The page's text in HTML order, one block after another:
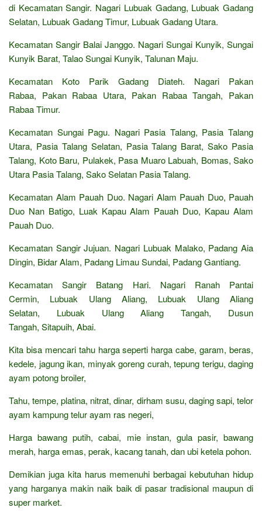
di Kecamatan Sangir. Nagari Lubuak Gadang, Lubuak Gadang
Selatan, Lubuak Gadang Timur, Lubuak Gadang Utara.
Kecamatan Sangir Balai Janggo. Nagari Sungai Kunyik, Sungai
Kunyik Barat, Talao Sungai Kunyik, Talunan Maju.
Kecamatan Koto Parik Gadang Diateh. Nagari Pakan
Rabaa, Pakan Rabaa Utara, Pakan Rabaa Tangah, Pakan
Rabaa Timur.
Kecamatan Sungai Pagu. Nagari Pasia Talang, Pasia Talang
Utara, Pasia Talang Selatan, Pasia Talang Barat, Sako Pasia
Talang, Koto Baru, Pulakek, Pasa Muaro Labuah, Bomas, Sako
Utara Pasia Talang, Sako Selatan Pasia Talang.
Kecamatan Alam Pauah Duo. Nagari Alam Pauah Duo, Pauah
Duo Nan Batigo, Luak Kapau Alam Pauah Duo, Kapau Alam
Pauah Duo.
Kecamatan Sangir Jujuan. Nagari Lubuak Malako, Padang Aia
Dingin, Bidar Alam, Padang Limau Sundai, Padang Gantiang.
Kecamatan Sangir Batang Hari. Nagari Ranah Pantai
Cermin, Lubuak Ulang Aliang, Lubuak Ulang Aliang
Selatan, Lubuak Ulang Aliang Tangah, Dusun
Tangah, Sitapuih, Abai.
Kita bisa mencari tahu harga seperti harga cabe, garam, beras,
kedele, jagung ikan, minyak goreng curah, tepung terigu, daging
ayam potong broiler,
Tahu, tempe, platina, nitrat, dinar, dirham susu, daging sapi, telor
ayam kampung telur ayam ras negeri,
Harga bawang putih, cabai, mie instan, gula pasir, bawang
merah, harga emas, perak, kacang tanah, dan ubi ketela pohon.
Demikian juga kita harus memenuhi berbagai kebutuhan hidup
yang harganya makin naik baik di pasar tradisional maupun di
super market.